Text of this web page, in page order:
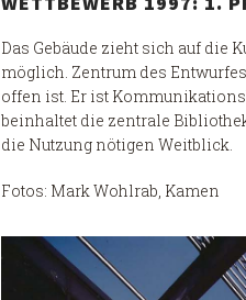
Das Gebäude zieht sich auf die
möglich. Zentrum des
offen ist. Er ist
beinhaltet die zentrale
die Nutzung nötigen Weitblick.
Fotos: Mark Wohlrab, Kamen